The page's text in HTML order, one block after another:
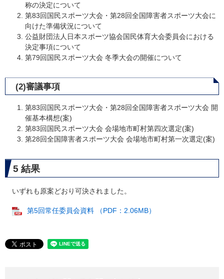
称の決定について
第83回国民スポーツ大会・第28回全国障害者スポーツ大会に
向けた準備状況について
公益財団法人日本スポーツ協会国民体育大会委員会における
決定事項について
第79回国民スポーツ大会 冬季大会の開催について
(2)審議事項
第83回国民スポーツ大会・第28回全国障害者スポーツ大会 開
催基本構想(案)
第83回国民スポーツ大会 会場地市町村第四次選定(案)
第28回全国障害者スポーツ大会 会場地市町村第一次選定(案)
5 結果
いずれも原案どおり可決されました。
第5回常任委員会資料 （PDF：2.06MB）